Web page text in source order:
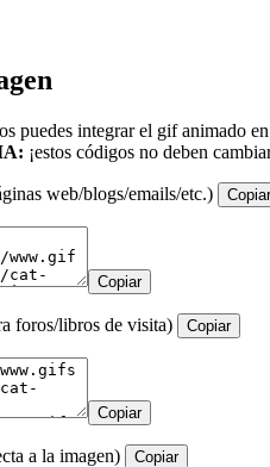
puedes integrar el gif animado
¡estos códigos no deben
web/blogs/emails/etc.) Copiar
Copiar
foros/libros de visita) Copiar
Copiar
a la imagen) Copiar